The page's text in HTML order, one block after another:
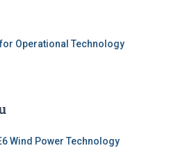
Operational Technology
Wind Power Technology